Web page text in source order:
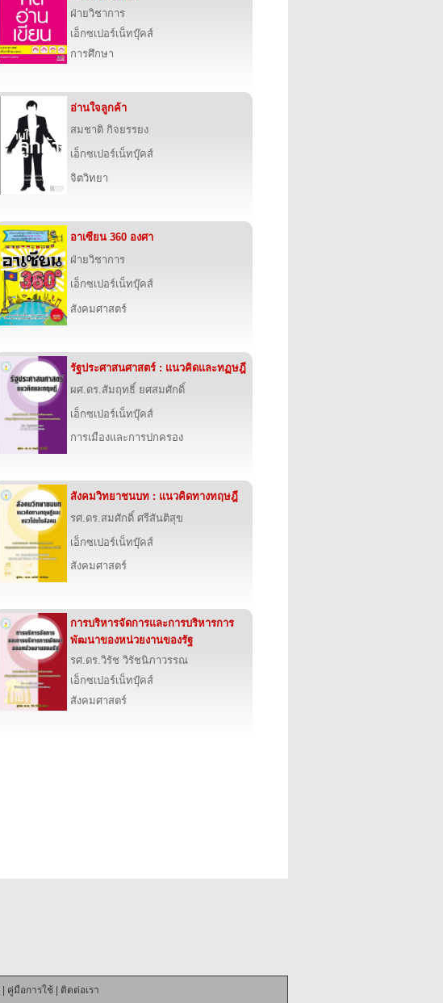
ฝ่ายวิชาการ
เอ็กซเปอร์เน็ทบุ๊คส์
การศึกษา
อ่านใจลูกค้า
สมชาติ กิจยรรยง
เอ็กซเปอร์เน็ทบุ๊คส์
จิตวิทยา
อาเซียน 360 องศา
ฝ่ายวิชาการ
เอ็กซเปอร์เน็ทบุ๊คส์
สังคมศาสตร์
รัฐประศาสนศาสตร์ : แนวคิดและทฏษฎี
ผศ.ดร.สัมฤทธิ์ ยศสมศักดิ์
เอ็กซเปอร์เน็ทบุ๊คส์
การเมืองและการปกครอง
สังคมวิทยาชนบท : แนวคิดทางทฤษฎี
รศ.ดร.สมศักดิ์ ศรีสันติสุข
เอ็กซเปอร์เน็ทบุ๊คส์
สังคมศาสตร์
การบริหารจัดการและการบริหารการ
พัฒนาของหน่วยงานของรัฐ
รศ.ดร.วิรัช วิรัชนิภาวรรณ
เอ็กซเปอร์เน็ทบุ๊คส์
สังคมศาสตร์
คู่มือการใช้| ติดต่อเรา